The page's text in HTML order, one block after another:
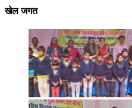
खेल जगत